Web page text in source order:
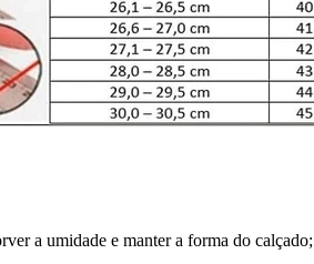
a umidade e manter a forma do calçado;